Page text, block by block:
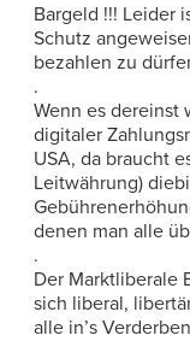
Bargeld !!! Leider
Schutz
bezahlen zu
.
Wenn es dereinst
digitaler
USA, da braucht
Leitwährung)
denen man alle
.
Der Marktliberale
sich liberal,
alle in’s